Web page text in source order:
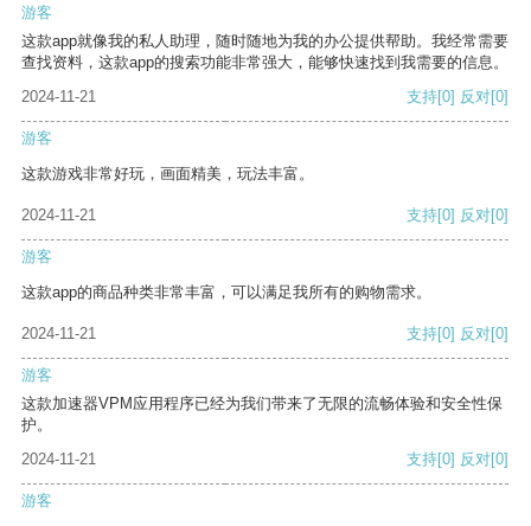
游客
这款app就像我的私人助理，随时随地为我的办公提供帮助。我经常需要
查找资料，这款app的搜索功能非常强大，能够快速找到我需要的信息。
2024-11-21
支持[0] 反对[0]
游客
这款游戏非常好玩，画面精美，玩法丰富。
2024-11-21 支持[0] 反对[0]
游客
这款app的商品种类非常丰富，可以满足我所有的购物需求。
2024-11-21 支持[0] 反对[0]
游客
这款加速器VPM应用程序已经为我们带来了无限的流畅体验和安全性保
护。
2024-11-21
支持[0] 反对[0]
游客